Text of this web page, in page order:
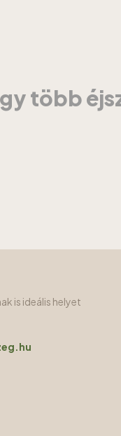
több
is ideális helyet